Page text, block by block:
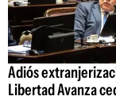
Adiós
Libertad Avanza